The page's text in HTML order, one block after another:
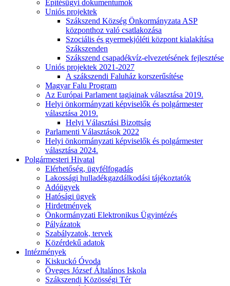
Építésügyi dokumentumok
Uniós projektek
Szákszend Község Önkormányzata ASP
központhoz való csatlakozása
Szociális és gyermekjóléti központ kialakítása
Szákszenden
Szákszend csapadékvíz-elvezetésének fejlesztése
Uniós projektek 2021-2027
A szákszendi Faluház korszerűsítése
Magyar Falu Program
Az Európai Parlament tagjainak választása 2019.
Helyi önkormányzati képviselők és polgármester
választása 2019.
Helyi Választási Bizottság
Parlamenti Választások 2022
Helyi önkormányzati képviselők és polgármester
választása 2024.
Polgármesteri Hivatal
Elérhetőség, ügyfélfogadás
Lakossági hulladékgazdálkodási tájékoztatók
Adóügyek
Hatósági ügyek
Hirdetmények
Önkormányzati Elektronikus Ügyintézés
Pályázatok
Szabályzatok, tervek
Közérdekű adatok
Intézmények
Kiskuckó Óvoda
Öveges József Általános Iskola
Szákszendi Közösségi Tér